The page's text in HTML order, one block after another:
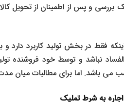
و پس از اطمینان از تحویل
فقط در بخش تولید کاربرد
نباشد و توسط خود فروشنده
می باشد. اما برای مطالبات میان
اجاره به شرط تملیک